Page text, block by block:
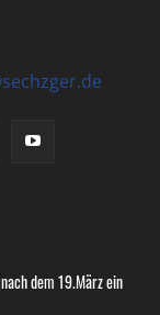
dem 19.März ein